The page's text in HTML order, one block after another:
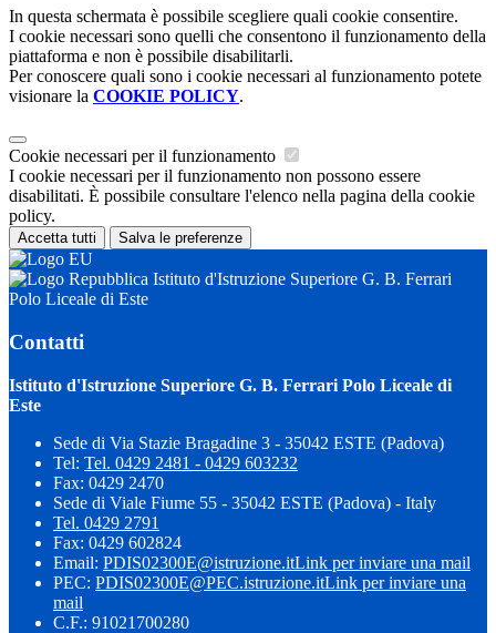
In questa schermata è possibile scegliere quali cookie consentire.
I cookie necessari sono quelli che consentono il funzionamento della
piattaforma e non è possibile disabilitarli.
Per conoscere quali sono i cookie necessari al funzionamento potete
visionare la COOKIE POLICY.
Cookie necessari per il funzionamento
I cookie necessari per il funzionamento non possono essere
disabilitati. È possibile consultare l'elenco nella pagina della cookie
policy.
Accetta tutti Salva le preferenze
Istituto d'Istruzione Superiore G. B. Ferrari
Polo Liceale di Este
Contatti
Istituto d'Istruzione Superiore G. B. Ferrari Polo Liceale di
Este
Sede di Via Stazie Bragadine 3 - 35042 ESTE (Padova)
Tel: Tel. 0429 2481 - 0429 603232
Fax: 0429 2470
Sede di Viale Fiume 55 - 35042 ESTE (Padova) - Italy
Tel. 0429 2791
Fax: 0429 602824
Email: PDIS02300E@istruzione.itLink per inviare una mail
PEC: PDIS02300E@PEC.istruzione.itLink per inviare una
mail
C.F.: 91021700280